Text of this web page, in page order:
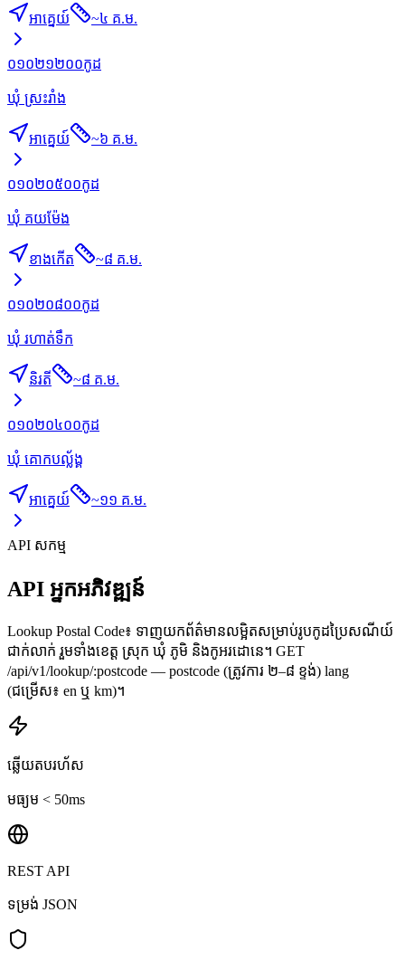
អាគ្នេយ៍ ~៤ គ.ម.
០១០២១២០០កូដ
ឃុំ ស្រះរាំង
អាគ្នេយ៍ ~៦ គ.ម.
០១០២០៥០០កូដ
ឃុំ គយម៉ែង
ខាងកើត ~៨ គ.ម.
០១០២០៨០០កូដ
ឃុំ រហាត់ទឹក
និរតី ~៨ គ.ម.
០១០២០៤០០កូដ
ឃុំ គោកបល្ល័ង្គ
អាគ្នេយ៍ ~១១ គ.ម.
API សកម្ម
API អ្នកអភិវឌ្ឍន៍
Lookup Postal Code៖ ទាញយកព័ត៌មានលម្អិតសម្រាប់រូបកូដប្រៃសណីយ៍
ជាក់លាក់ រួមទាំងខេត្ត ស្រុក ឃុំ ភូមិ និងកូអរដោនេ។ GET
/api/v1/lookup/:postcode — postcode (ត្រូវការ ២–៨ ខ្ទង់) lang
(ជម្រើស៖ en ឬ km)។
ឆ្លើយតបរហ័ស
មធ្យម < 50ms
REST API
ទម្រង់ JSON